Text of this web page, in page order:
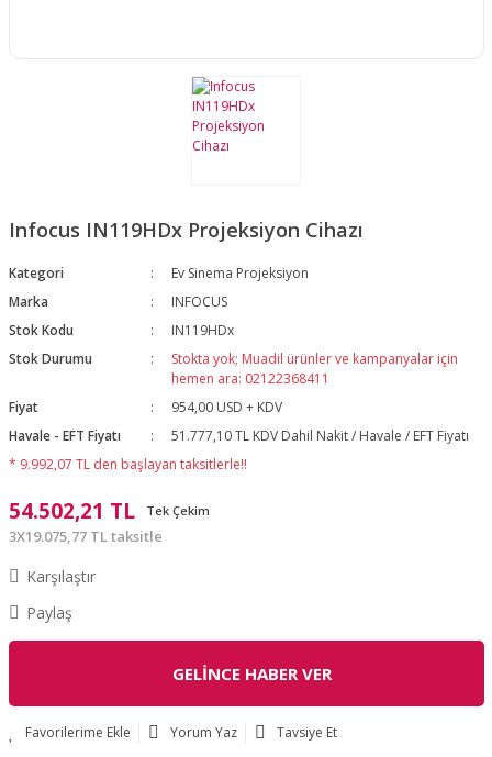
Infocus IN119HDx Projeksiyon Cihazı
Kategori
Ev Sinema Projeksiyon
Marka
INFOCUS
Stok Kodu
IN119HDx
Stok Durumu
Stokta yok; Muadil ürünler ve kampanyalar için
hemen ara: 02122368411
Fiyat
954,00 USD + KDV
Havale - EFT Fiyatı
51.777,10 TL KDV Dahil Nakit / Havale / EFT Fiyatı
* 9.992,07 TL den başlayan taksitlerle!!
54.502,21 TL Tek Çekim
3X19.075,77 TL taksitle
Karşılaştır
Paylaş
GELİNCE HABER VER
Yorum Yaz Tavsiye Et